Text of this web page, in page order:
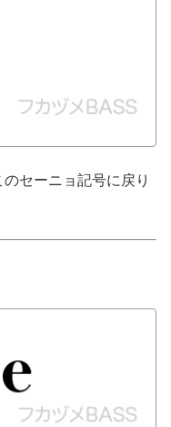
セーニョ記号に戻り